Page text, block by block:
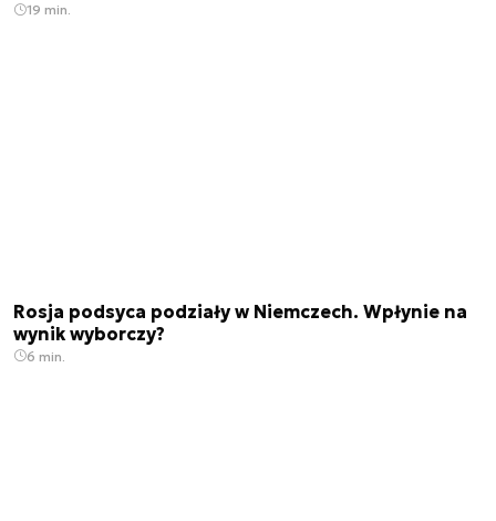
19 min.
Rosja podsyca podziały w Niemczech. Wpłynie na
wynik wyborczy?
6 min.